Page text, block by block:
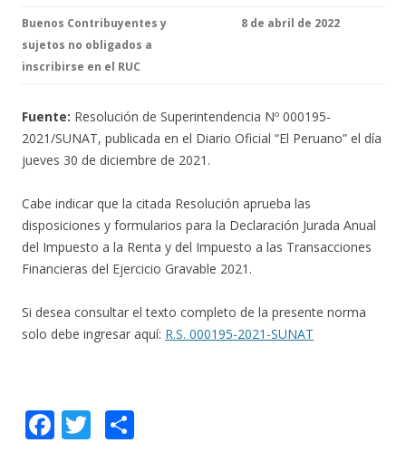
Buenos Contribuyentes y
sujetos no obligados a
inscribirse en el RUC
8 de abril de 2022
Fuente: Resolución de Superintendencia Nº 000195-
2021/SUNAT, publicada en el Diario Oficial “El Peruano” el día
jueves 30 de diciembre de 2021.
Cabe indicar que la citada Resolución aprueba las
disposiciones y formularios para la Declaración Jurada Anual
del Impuesto a la Renta y del Impuesto a las Transacciones
Financieras del Ejercicio Gravable 2021.
Si desea consultar el texto completo de la presente norma
solo debe ingresar aquí: R.S. 000195-2021-SUNAT
F T